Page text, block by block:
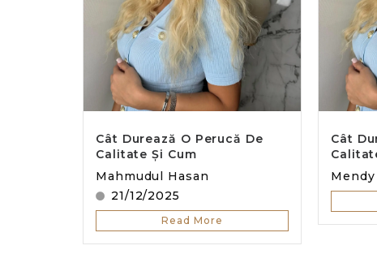
Cât Durează O Perucă De
Calitate Și Cum
Mahmudul Hasan
21/12/2025
Read More
Cât